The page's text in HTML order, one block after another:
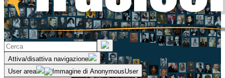
Attiva/disattiva navigazione
User area